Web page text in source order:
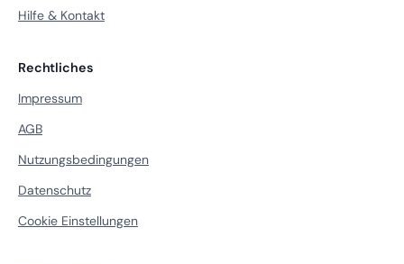
Hilfe & Kontakt
Rechtliches
Impressum
AGB
Nutzungsbedingungen
Datenschutz
Cookie Einstellungen